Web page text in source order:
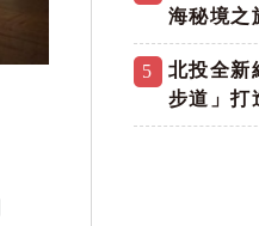
海秘境之
5
北投全新
步道」打